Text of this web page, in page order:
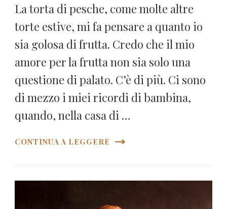
La torta di pesche, come molte altre
torte estive, mi fa pensare a quanto io
sia golosa di frutta. Credo che il mio
amore per la frutta non sia solo una
questione di palato. C’è di più. Ci sono
di mezzo i miei ricordi di bambina,
quando, nella casa di …
CONTINUA A LEGGERE